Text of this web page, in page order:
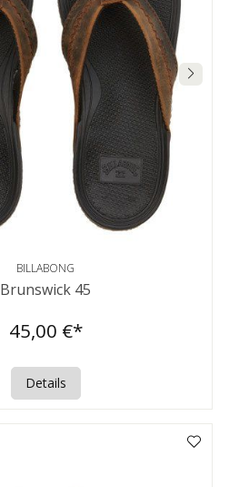
BILLABONG
Brunswick 45
45,00 €*
Details